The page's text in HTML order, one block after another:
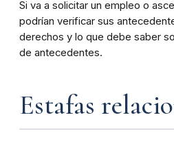
Si va a solicitar un empleo o
podrían verificar sus
derechos y lo que debe saber
de antecedentes.
Estafas